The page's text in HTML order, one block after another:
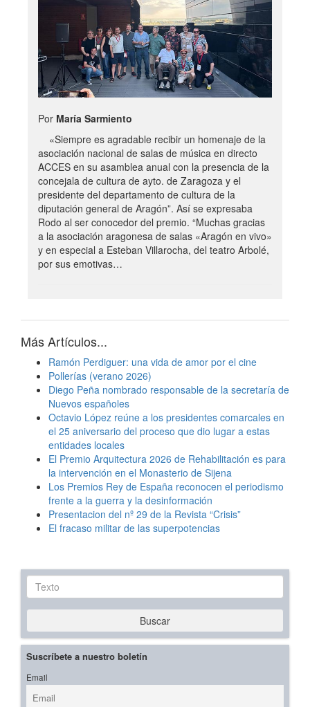
Por María Sarmiento
«Siempre es agradable recibir un homenaje de la
asociación nacional de salas de música en directo
ACCES en su asamblea anual con la presencia de la
concejala de cultura de ayto. de Zaragoza y el
presidente del departamento de cultura de la
diputación general de Aragón”. Así se expresaba
Rodo al ser conocedor del premio. “Muchas gracias
a la asociación aragonesa de salas «Aragón en vivo»
y en especial a Esteban Villarocha, del teatro Arbolé,
por sus emotivas…
Más Artículos...
Ramón Perdiguer: una vida de amor por el cine
Pollerías (verano 2026)
Diego Peña nombrado responsable de la secretaría de
Nuevos españoles
Octavio López reúne a los presidentes comarcales en
el 25 aniversario del proceso que dio lugar a estas
entidades locales
El Premio Arquitectura 2026 de Rehabilitación es para
la intervención en el Monasterio de Sijena
Los Premios Rey de España reconocen el periodismo
frente a la guerra y la desinformación
Presentacion del nº 29 de la Revista “Crisis”
El fracaso militar de las superpotencias
Texto
Buscar
Suscríbete a nuestro boletín
Email